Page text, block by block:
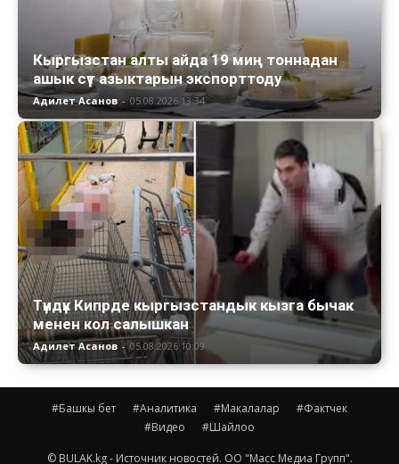
Кыргызстан алты айда 19 миң тоннадан
ашык сүт азыктарын экспорттоду
Адилет Асанов - 05.08.2026 13:34
Түндүк Кипрде кыргызстандык кызга бычак
менен кол салышкан
Адилет Асанов - 05.08.2026 10:09
#Башкы бет #Аналитика #Макалалар
#Фактчек
#Видео
#Шайлоо
© BULAK.kg - Источник новостей. ОО "Масс Медиа Групп".